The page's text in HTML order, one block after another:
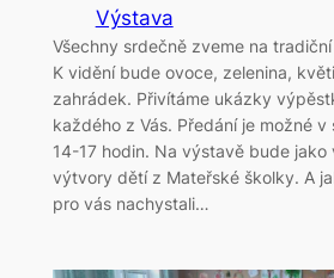
Výstava
Všechny srdečně zveme na
K vidění bude ovoce, zelenina,
zahrádek. Přivítáme ukázky
každého z Vás. Předání je možné
14-17 hodin. Na výstavě bude
výtvory dětí z Mateřské školky. A
pro vás nachystali…